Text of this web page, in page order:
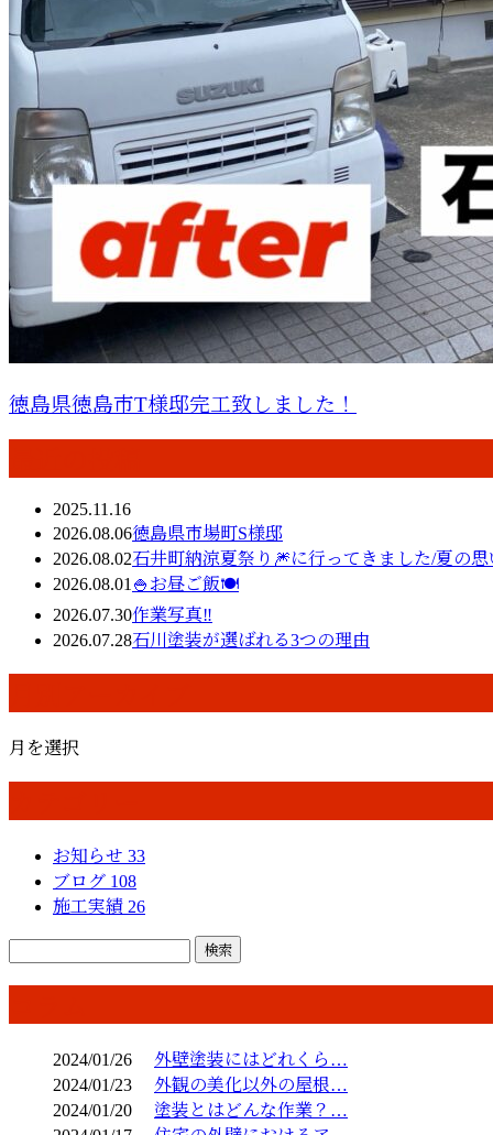
徳島県徳島市T様邸完工致しました！
2025.11.16
2026.08.06徳島県市場町S様邸
2026.08.02石井町納涼夏祭り🎆に行ってきました/夏の思
2026.08.01 🍚お昼ご飯🍽️
2026.07.30作業写真‼️
2026.07.28石川塗装が選ばれる3つの理由
月を選択
お知らせ 33
ブログ 108
施工実績 26
2024/01/26
外壁塗装にはどれくら…
2024/01/23
外観の美化以外の屋根…
2024/01/20
塗装とはどんな作業？…